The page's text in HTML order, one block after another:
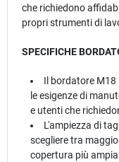
che richiedono
propri strumenti di
SPECIFICHE
Il bordatore M18
le esigenze di
e utenti che
L'ampiezza di
scegliere tra
copertura più